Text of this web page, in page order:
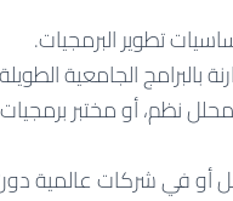
تطوير البرمجيات.
الجامعية
نظم، أو مختبر
أو في شركات عالمية